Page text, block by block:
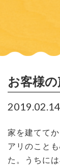
お客様
2019.02.14
家を建てて
アリのこと
た。うちに